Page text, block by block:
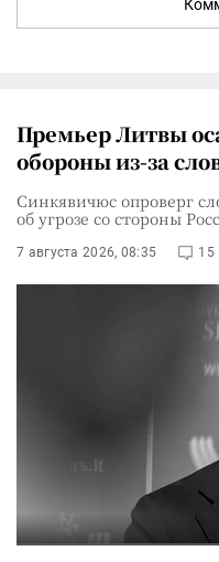
Премьер Литвы
обороны из-за
Синкявичюс опроверг
об угрозе со стороны
7 августа 2026, 08:35 15